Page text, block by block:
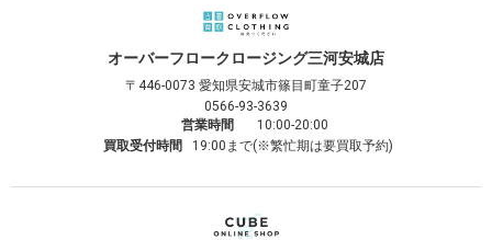
オーバーフロークロージング三河安城店
〒446-0073 愛知県安城市篠目町童子207
0566-93-3639
営業時間
10:00-20:00
買取受付時間
19:00まで(※繁忙期は要買取予約)